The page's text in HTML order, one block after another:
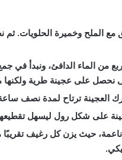
مع الملح وخميرة الحلويات.
من الماء الدافئ، ونبدأ في
نحصل على عجينة طرية ولكنها
العجينة ترتاح لمدة نصف
على شكل رول ليسهل تقطيعها.